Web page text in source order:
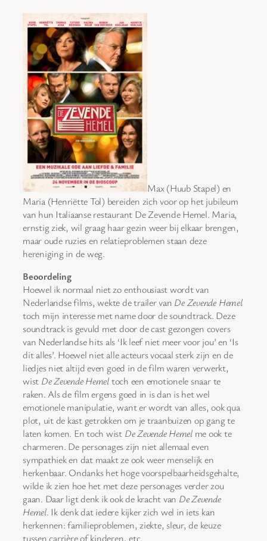
Max (Huub Stapel) en
Maria (Henriëtte Tol) bereiden zich voor op het jubileum
van hun Italiaanse restaurant De Zevende Hemel. Maria,
ernstig ziek, wil graag haar gezin weer bij elkaar brengen,
maar oude ruzies en relatieproblemen staan deze
hereniging in de weg.
Beoordeling
Hoewel ik normaal niet zo enthousiast wordt van
Nederlandse films, wekte de trailer van De Zevende Hemel
toch mijn interesse met name door de soundtrack. Deze
soundtrack is gevuld met door de cast gezongen covers
van Nederlandse hits als ‘Ik leef niet meer voor jou’ en ‘Is
dit alles’. Hoewel niet alle acteurs vocaal sterk zijn en de
liedjes niet altijd even goed in de film waren verwerkt,
wist De Zevende Hemeltoch een emotionele snaar te
raken. Als de film ergens goed in is dan is het wel
emotionele manipulatie, want er wordt van alles, ook qua
plot, uit de kast getrokken om je traanbuizen op gang te
laten komen. En toch wist De Zevende Hemelme ook te
charmeren. De personages zijn niet allemaal even
sympathiek en dat maakt ze ook weer menselijk en
herkenbaar. Ondanks het hoge voorspelbaarheidsgehalte,
wilde ik zien hoe het met deze personages verder zou
gaan. Daar ligt denk ik ook de kracht van De Zevende
Hemel. Ik denk dat iedere kijker zich wel in iets kan
herkennen: familieproblemen, ziekte, sleur, de keuze
tussen carrière of kinderen, etc.